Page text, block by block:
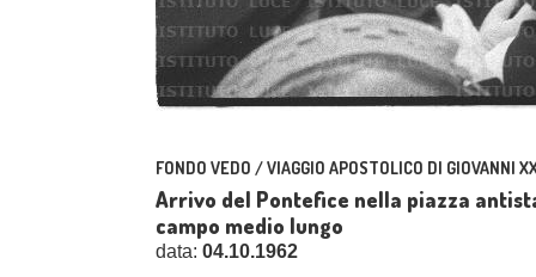
FONDO VEDO / VIAGGIO APOSTOLICO DI GIOVANNI
Arrivo del Pontefice nella piazza
campo medio lungo
data: 04.10.1962